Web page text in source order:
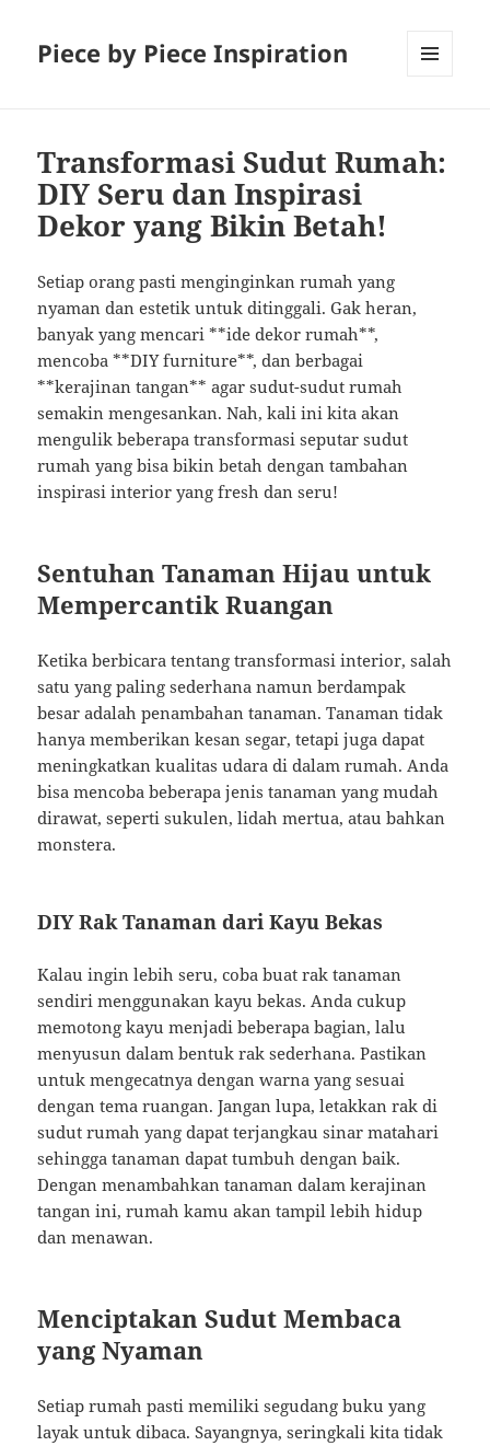
Piece by Piece Inspiration
Transformasi Sudut Rumah:
DIY Seru dan Inspirasi
Dekor yang Bikin Betah!
Setiap orang pasti menginginkan rumah yang
nyaman dan estetik untuk ditinggali. Gak heran,
banyak yang mencari **ide dekor rumah**,
mencoba **DIY furniture**, dan berbagai
**kerajinan tangan** agar sudut-sudut rumah
semakin mengesankan. Nah, kali ini kita akan
mengulik beberapa transformasi seputar sudut
rumah yang bisa bikin betah dengan tambahan
inspirasi interior yang fresh dan seru!
Sentuhan Tanaman Hijau untuk
Mempercantik Ruangan
Ketika berbicara tentang transformasi interior, salah
satu yang paling sederhana namun berdampak
besar adalah penambahan tanaman. Tanaman tidak
hanya memberikan kesan segar, tetapi juga dapat
meningkatkan kualitas udara di dalam rumah. Anda
bisa mencoba beberapa jenis tanaman yang mudah
dirawat, seperti sukulen, lidah mertua, atau bahkan
monstera.
DIY Rak Tanaman dari Kayu Bekas
Kalau ingin lebih seru, coba buat rak tanaman
sendiri menggunakan kayu bekas. Anda cukup
memotong kayu menjadi beberapa bagian, lalu
menyusun dalam bentuk rak sederhana. Pastikan
untuk mengecatnya dengan warna yang sesuai
dengan tema ruangan. Jangan lupa, letakkan rak di
sudut rumah yang dapat terjangkau sinar matahari
sehingga tanaman dapat tumbuh dengan baik.
Dengan menambahkan tanaman dalam kerajinan
tangan ini, rumah kamu akan tampil lebih hidup
dan menawan.
Menciptakan Sudut Membaca
yang Nyaman
Setiap rumah pasti memiliki segudang buku yang
layak untuk dibaca. Sayangnya, seringkali kita tidak